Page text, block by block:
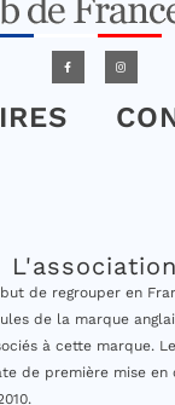
L'association
but de regrouper en
de la marque
à cette marque.
de première mise en